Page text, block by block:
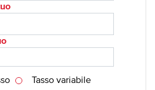
Tasso variabile